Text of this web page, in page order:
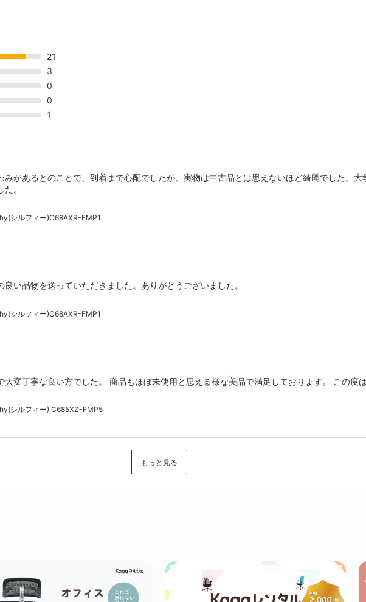
21
3
0
0
1
があるとのことで、到着まで心配でしたが、実物は中古品とは思えないほど綺麗でした。
。
シルフィー)C68AXR-FMP1
い品物を送っていただきました。ありがとうございました。
シルフィー)C68AXR-FMP1
変丁寧な良い方でした。 商品もほぼ未使用と思える様な美品で満足しております。 この度
シルフィー) C685XZ-FMP5
もっと見る